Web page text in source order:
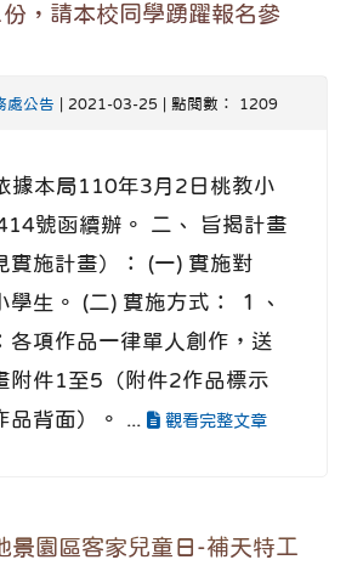
，請本校同學踴躍報名參
處公告 | 2021-03-25 | 點閱數： 1209
據本局110年3月2日桃教小
號函續辦。 二、 旨揭計畫
實施計畫）： (一) 實施對
學生。 (二) 實施方式： １、
各項作品一律單人創作，送
附件1至5（附件2作品標示
品背面）。 ...
觀看完整文章
景園區客家兒童日-補天特工